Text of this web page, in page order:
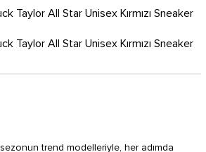
trend modelleriyle, her adımda